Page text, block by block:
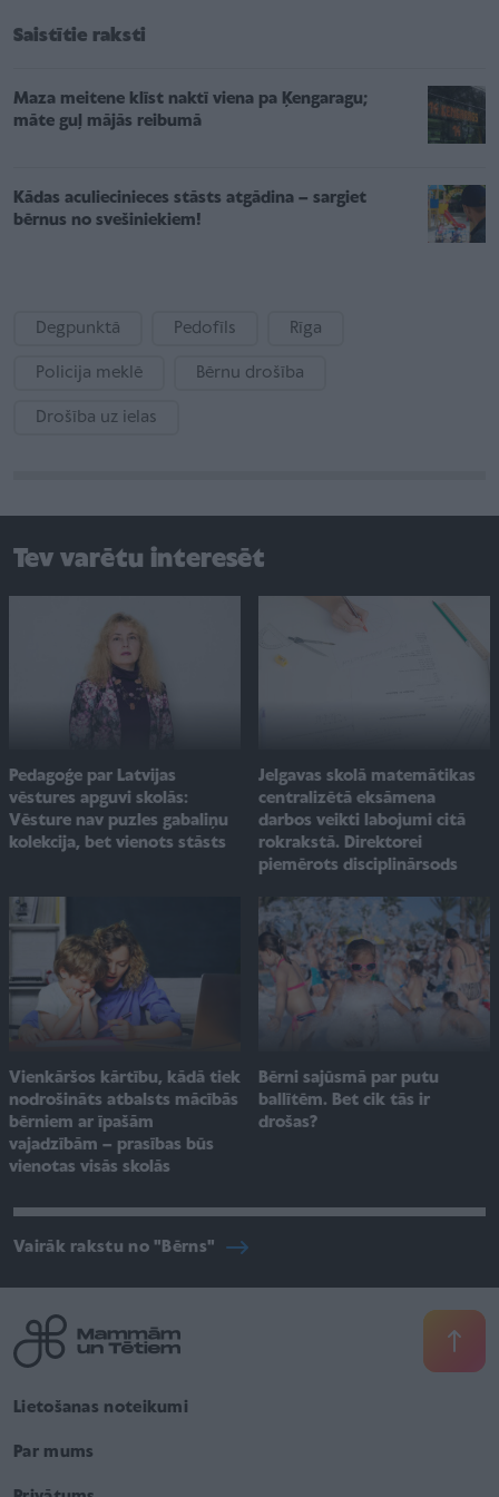
Saistītie raksti
Maza meitene klīst naktī viena pa Ķengaragu;
māte guļ mājās reibumā
Kādas aculiecinieces stāsts atgādina – sargiet
bērnus no svešiniekiem!
Degpunktā Pedofīls Rīga
Policija meklē Bērnu drošība
Drošība uz ielas
Tev varētu interesēt
Pedagoģe par Latvijas
vēstures apguvi skolās:
Vēsture nav puzles gabaliņu
kolekcija, bet vienots stāsts
Jelgavas skolā matemātikas
centralizētā eksāmena
darbos veikti labojumi citā
rokrakstā. Direktorei
piemērots disciplinārsods
Vienkāršos kārtību, kādā tiek
nodrošināts atbalsts mācībās
bērniem ar īpašām
vajadzībām – prasības būs
vienotas visās skolās
Bērni sajūsmā par putu
ballītēm. Bet cik tās ir
drošas?
Vairāk rakstu no "Bērns"
Lietošanas noteikumi
Par mums